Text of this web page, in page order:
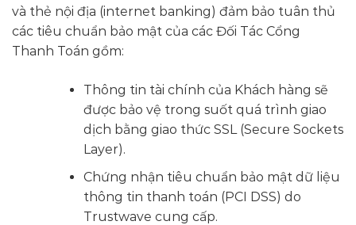
và thẻ nội địa (internet banking) đảm bảo tuân thủ
các tiêu chuẩn bảo mật của các Đối Tác Cổng
Thanh Toán gồm:
Thông tin tài chính của Khách hàng sẽ
được bảo vệ trong suốt quá trình giao
dịch bằng giao thức SSL (Secure Sockets
Layer).
Chứng nhận tiêu chuẩn bảo mật dữ liệu
thông tin thanh toán (PCI DSS) do
Trustwave cung cấp.